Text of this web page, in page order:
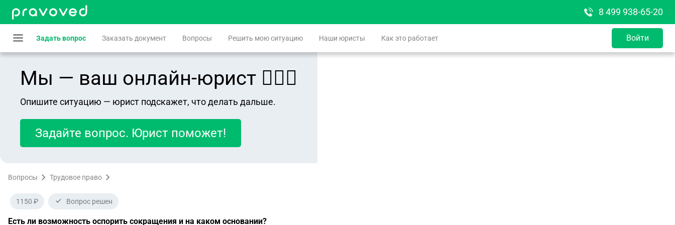
8 499 938-65-20
Задать вопрос Заказать документ Вопросы Решить мою ситуацию Наши юристы Как это работает Войти
Мы — ваш онлайн-юрист 👨🏻‍⚖️
Опишите ситуацию — юрист подскажет, что делать дальше.
Задайте вопрос. Юрист поможет!
Вопросы Трудовое право
1150 ₽ Вопрос решен
Есть ли возможность оспорить сокращения и на каком основании?